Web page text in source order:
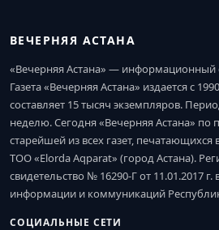
ВЕЧЕРНЯЯ АСТАНА
«Вечерняя Астана» — информационный
Газета «Вечерняя Астана» издается с
составляет 15 тысяч экземпляров.
неделю. Сегодня «Вечерняя Астана» по
старейшей из всех газет, печатающихся
ТОО «Elorda Aqparat» (город Астана).
свидетельство № 16290-Г от 11.01.2017
информации и коммуникаций
СОЦИАЛЬНЫЕ СЕТИ